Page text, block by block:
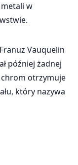
w
Vauquelin
później żadnej
otrzymuje
który nazywa